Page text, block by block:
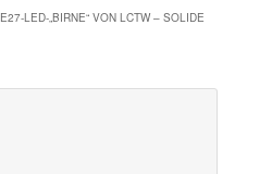
LED-„BIRNE“ VON LCTW – SOLIDE